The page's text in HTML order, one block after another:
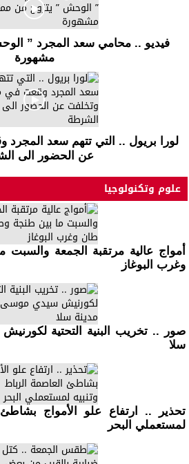
فيديو .. محامي سعد المجرد ”
مشهورة
لورا بريول .. التي تتهم سعد
عن الحضور الى
علوم وتكنولوجيا
أمواج عالية مرتقبة الجمعة
وغرب البوغاز
صور .. تخريب البنية التحتية
سلا
تحذير .. ارتفاع علو الأمواج بشاطئ
لمستعملي البحر